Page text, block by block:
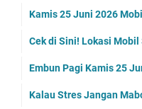
Kamis 25 Juni 2026
Cek di Sini! Lokasi
Embun Pagi Kamis 25
Kalau Stres Jangan